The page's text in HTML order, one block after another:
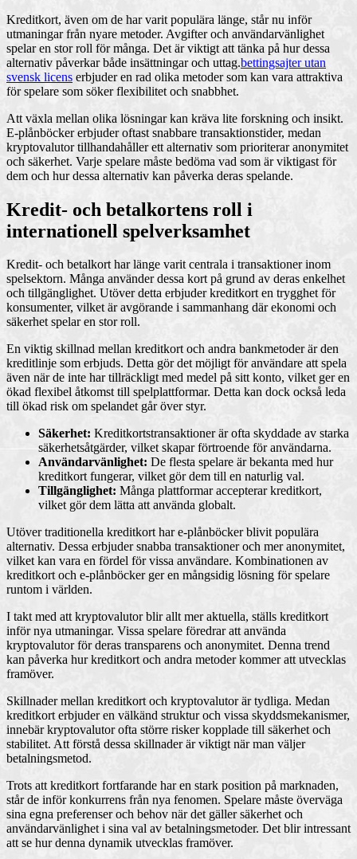
Kreditkort, även om de har varit populära länge, står nu inför
utmaningar från nyare metoder. Avgifter och användarvänlighet
spelar en stor roll för många. Det är viktigt att tänka på hur dessa
alternativ påverkar både insättningar och uttag.bettingsajter utan
svensk licens erbjuder en rad olika metoder som kan vara attraktiva
för spelare som söker flexibilitet och snabbhet.
Att växla mellan olika lösningar kan kräva lite forskning och insikt.
E-plånböcker erbjuder oftast snabbare transaktionstider, medan
kryptovalutor tillhandahåller ett alternativ som prioriterar anonymitet
och säkerhet. Varje spelare måste bedöma vad som är viktigast för
dem och hur dessa alternativ kan påverka deras spelande.
Kredit- och betalkortens roll i
internationell spelverksamhet
Kredit- och betalkort har länge varit centrala i transaktioner inom
spelsektorn. Många använder dessa kort på grund av deras enkelhet
och tillgänglighet. Utöver detta erbjuder kreditkort en trygghet för
konsumenter, vilket är avgörande i sammanhang där ekonomi och
säkerhet spelar en stor roll.
En viktig skillnad mellan kreditkort och andra bankmetoder är den
kreditlinje som erbjuds. Detta gör det möjligt för användare att spela
även när de inte har tillräckligt med medel på sitt konto, vilket ger en
ökad flexibel åtkomst till spelplattformar. Detta kan dock också leda
till ökad risk om spelandet går över styr.
Säkerhet: Kreditkortstransaktioner är ofta skyddade av starka
säkerhetsåtgärder, vilket skapar förtroende för användarna.
Användarvänlighet: De flesta spelare är bekanta med hur
kreditkort fungerar, vilket gör dem till en naturlig val.
Tillgänglighet: Många plattformar accepterar kreditkort,
vilket gör dem lätta att använda globalt.
Utöver traditionella kreditkort har e-plånböcker blivit populära
alternativ. Dessa erbjuder snabba transaktioner och mer anonymitet,
vilket kan vara en fördel för vissa användare. Kombinationen av
kreditkort och e-plånböcker ger en mångsidig lösning för spelare
runtom i världen.
I takt med att kryptovalutor blir allt mer aktuella, ställs kreditkort
inför nya utmaningar. Vissa spelare föredrar att använda
kryptovalutor för deras transparens och anonymitet. Denna trend
kan påverka hur kreditkort och andra metoder kommer att utvecklas
framöver.
Skillnader mellan kreditkort och kryptovalutor är tydliga. Medan
kreditkort erbjuder en välkänd struktur och vissa skyddsmekanismer,
innebär kryptovalutor ofta större risker kopplade till säkerhet och
stabilitet. Att förstå dessa skillnader är viktigt när man väljer
betalningsmetod.
Trots att kreditkort fortfarande har en stark position på marknaden,
står de inför konkurrens från nya fenomen. Spelare måste överväga
sina egna preferenser och behov när det gäller säkerhet och
användarvänlighet i sina val av betalningsmetoder. Det blir intressant
att se hur denna dynamik utvecklas framöver.